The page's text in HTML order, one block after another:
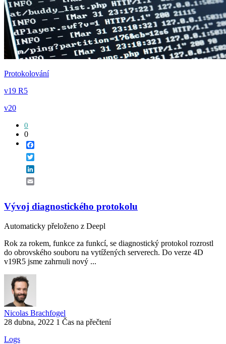
Protokolování
v19 R5
v20
0
0
Vývoj diagnostického protokolu
Automaticky přeloženo z Deepl
Rok za rokem, funkce za funkcí, se diagnostický protokol rozrostl
do obrovského souboru na vytížených serverech. Do verze 4D
v19R5 jsme zahrnuli nový ...
Nicolas Brachfogel
28 dubna, 2022 1 Čas na přečtení
Logs